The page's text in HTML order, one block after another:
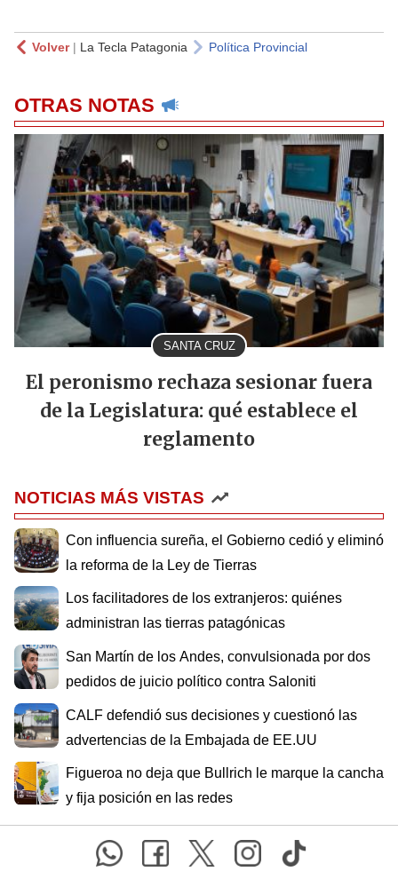
Volver| La Tecla Patagonia Política Provincial
OTRAS NOTAS
SANTA CRUZ
El peronismo rechaza sesionar fuera
de la Legislatura: qué establece el
reglamento
NOTICIAS MÁS VISTAS
Con influencia sureña, el Gobierno cedió y eliminó
la reforma de la Ley de Tierras
Los facilitadores de los extranjeros: quiénes
administran las tierras patagónicas
San Martín de los Andes, convulsionada por dos
pedidos de juicio político contra Saloniti
CALF defendió sus decisiones y cuestionó las
advertencias de la Embajada de EE.UU
Figueroa no deja que Bullrich le marque la cancha
y fija posición en las redes